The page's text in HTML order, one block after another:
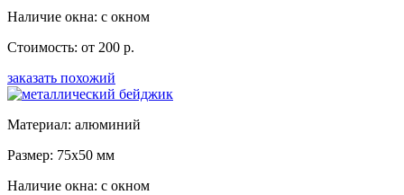
Наличие окна: с окном
Стоимость: от 200 р.
заказать похожий
Материал: алюминий
Размер: 75x50 мм
Наличие окна: с окном